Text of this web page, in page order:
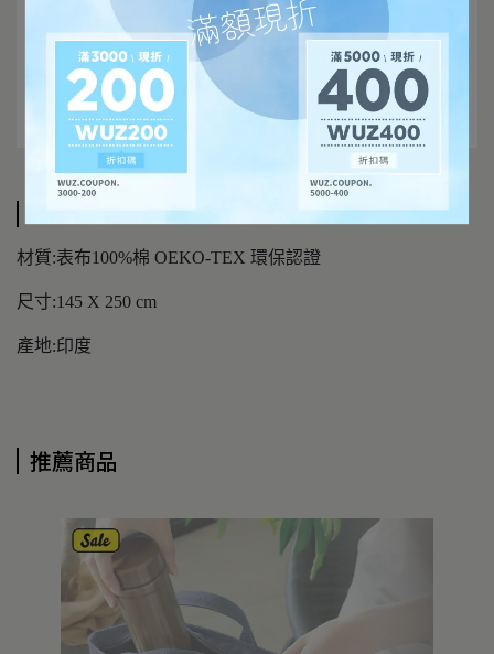
材質:表布100%棉 OEKO-TEX 環保認證
尺寸:145 X 250 cm
產地:印度
推薦商品